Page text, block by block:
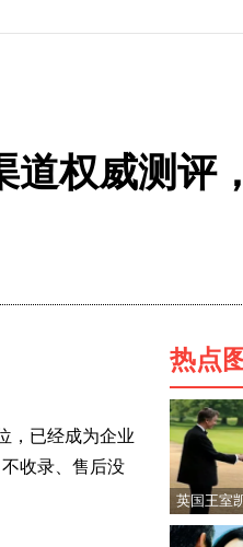
道权威测评
，已经成为企业
收录、售后没
热点
英国王室
色